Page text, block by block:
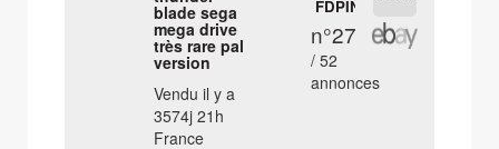
blade sega
mega drive
très rare pal
version
Vendu il y a
3574j 21h
France
FDPIN
n°27
/ 52
annonces